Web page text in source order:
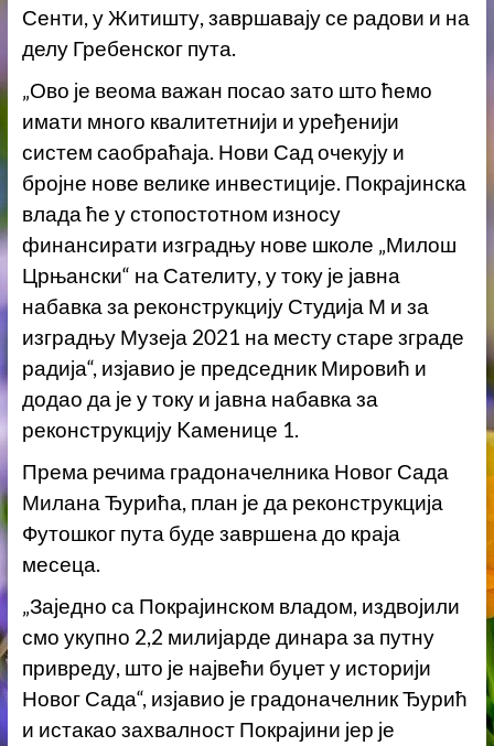
Сенти, у Житишту, завршавају се радови и на
делу Гребенског пута.
„Ово је веома важан посао зато што ћемо
имати много квалитетнији и уређенији
систем саобраћаја. Нови Сад очекују и
бројне нове велике инвестиције. Покрајинска
влада ће у стопостотном износу
финансирати изградњу нове школе „Милош
Црњански“ на Сателиту, у току је јавна
набавка за реконструкцију Студија М и за
изградњу Музеја 2021 на месту старе зграде
радија“, изјавио је председник Мировић и
додао да је у току и јавна набавка за
реконструкцију Kаменице 1.
Према речима градоначелника Новог Сада
Милана Ђурића, план је да реконструкција
Футошког пута буде завршена до краја
месеца.
„Заједно са Покрајинском владом, издвојили
смо укупно 2,2 милијарде динара за путну
привреду, што је највећи буџет у историји
Новог Сада“, изјавио је градоначелник Ђурић
и истакао захвалност Покрајини јер је